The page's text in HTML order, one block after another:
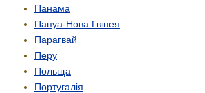
Панама
Папуа-Нова Гвінея
Парагвай
Перу
Польща
Португалія